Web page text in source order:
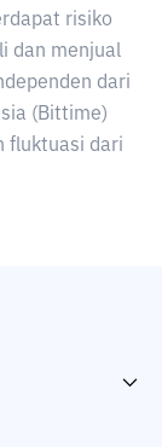
risiko
dan menjual
dari
(Bittime)
fluktuasi dari